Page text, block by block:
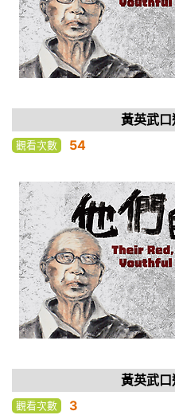
黃英武
觀看次數 54
黃英武口
觀看次數 3